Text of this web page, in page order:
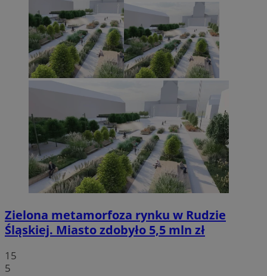
Zielona metamorfoza rynku w Rudzie
Śląskiej. Miasto zdobyło 5,5 mln zł
15
5